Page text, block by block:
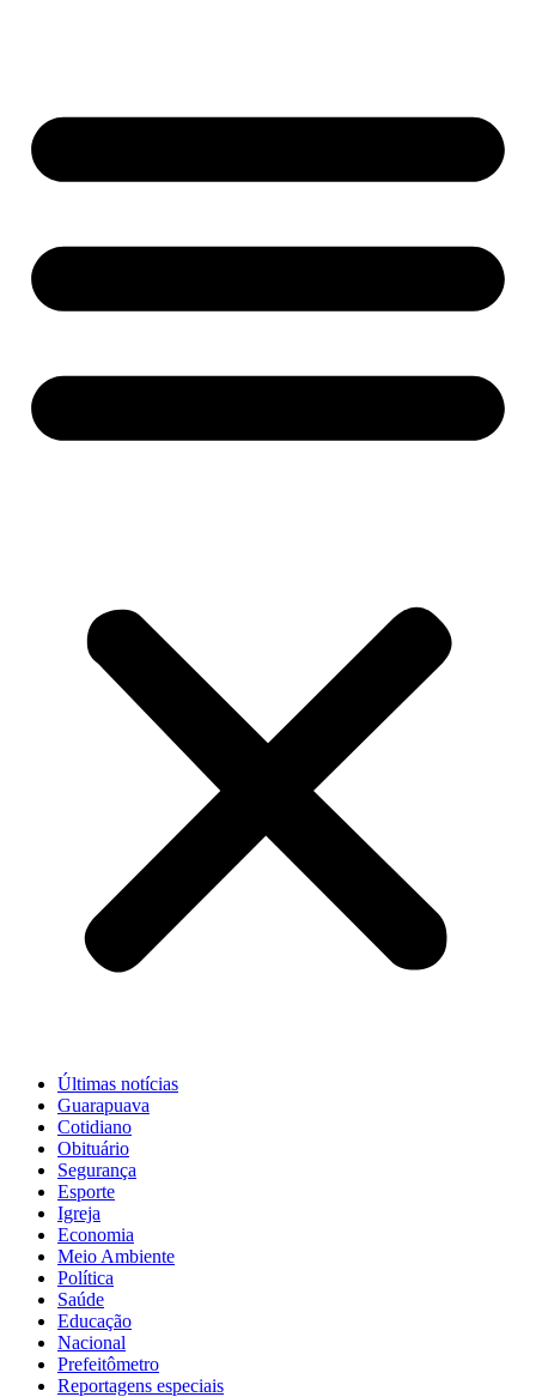
Últimas notícias
Guarapuava
Cotidiano
Obituário
Segurança
Esporte
Igreja
Economia
Meio Ambiente
Política
Saúde
Educação
Nacional
Prefeitômetro
Reportagens especiais